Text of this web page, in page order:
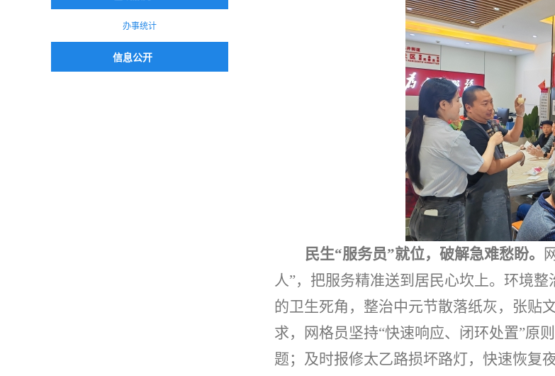
办事统计
信息公开
民生“服务员”就位，破解急难愁盼。
人”，把服务精准送到居民心坎上。环境
的卫生死角，整治中元节散落纸灰，张贴
求，网格员坚持“快速响应、闭环处置”原
题；及时报修太乙路损坏路灯，快速恢复